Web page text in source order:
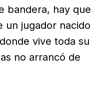
bandera, hay que
un jugador nacido
vive toda su
no arrancó de